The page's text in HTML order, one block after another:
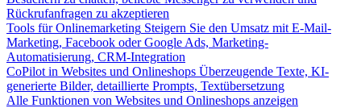
Rückrufanfragen zu akzeptieren
Tools für Onlinemarketing Steigern Sie den Umsatz mit E-Mail-
Marketing, Facebook oder Google Ads, Marketing-
Automatisierung, CRM-Integration
CoPilot in Websites und Onlineshops Überzeugende Texte, KI-
generierte Bilder, detaillierte Prompts, Textübersetzung
Alle Funktionen von Websites und Onlineshops anzeigen